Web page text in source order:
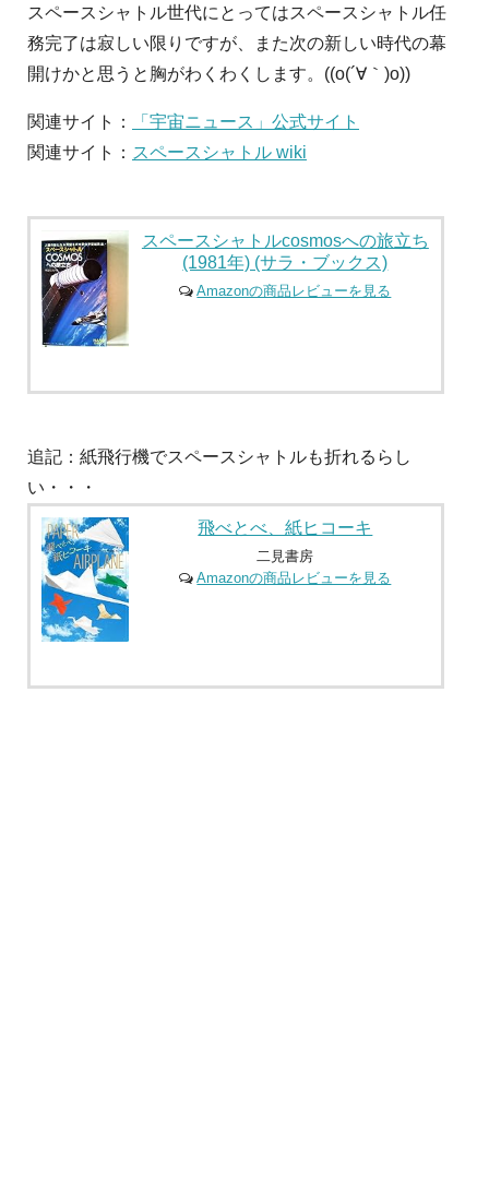
スペースシャトル世代にとってはスペースシャトル任
務完了は寂しい限りですが、また次の新しい時代の幕
開けかと思うと胸がわくわくします。((o(´∀｀)o))
関連サイト：
「宇宙ニュース」公式サイト
関連サイト： スペースシャトル wiki
スペースシャトルcosmosへの旅立ち
(1981年) (サラ・ブックス)
Amazonの商品レビューを見る
追記：紙飛行機でスペースシャトルも折れるらし
い・・・
飛べとべ、紙ヒコーキ
二見書房
Amazonの商品レビューを見る